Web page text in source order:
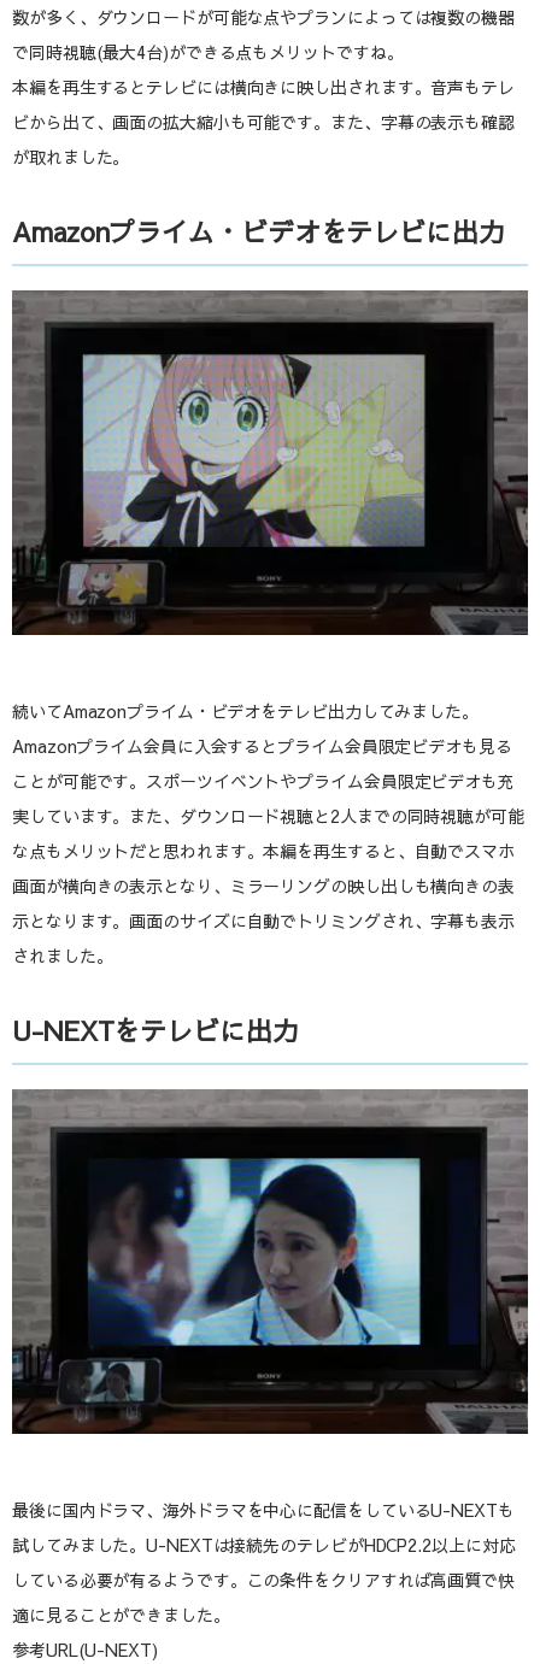
数が多く、ダウンロードが可能な点やプランによっては複数の機器
で同時視聴(最大4台)ができる点もメリットですね。
本編を再生するとテレビには横向きに映し出されます。音声もテレ
ビから出て、画面の拡大縮小も可能です。また、字幕の表示も確認
が取れました。
Amazonプライム・ビデオをテレビに出力
続いてAmazonプライム・ビデオをテレビ出力してみました。
Amazonプライム会員に入会するとプライム会員限定ビデオも見る
ことが可能です。スポーツイベントやプライム会員限定ビデオも充
実しています。また、ダウンロード視聴と2人までの同時視聴が可能
な点もメリットだと思われます。本編を再生すると、自動でスマホ
画面が横向きの表示となり、ミラーリングの映し出しも横向きの表
示となります。画面のサイズに自動でトリミングされ、字幕も表示
されました。
U-NEXTをテレビに出力
最後に国内ドラマ、海外ドラマを中心に配信をしているU-NEXTも
試してみました。U-NEXTは接続先のテレビがHDCP2.2以上に対応
している必要が有るようです。この条件をクリアすれば高画質で快
適に見ることができました。
参考URL(U-NEXT)